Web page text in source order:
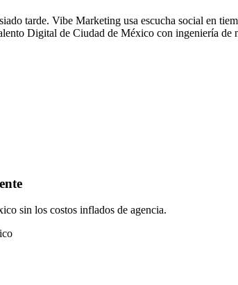
tarde. Vibe Marketing usa escucha social en
Digital de Ciudad de México con ingeniería de
sin los costos inflados de agencia.